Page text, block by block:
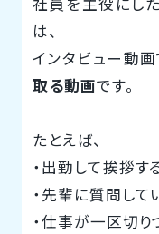
社員を主役にし
は、
インタビュー動画
取る動画です。
たとえば、
・出勤して挨拶す
・先輩に質問して
・仕事が一区切